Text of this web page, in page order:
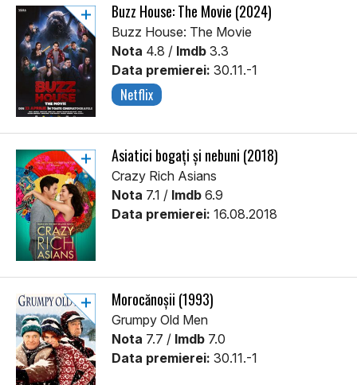
Buzz House: The Movie (2024)
Buzz House: The Movie
Nota 4.8 / Imdb 3.3
Data premierei: 30.11.-1
Netflix
Asiatici bogați și nebuni (2018)
Crazy Rich Asians
Nota 7.1 / Imdb 6.9
Data premierei: 16.08.2018
Morocănoșii (1993)
Grumpy Old Men
Nota 7.7 / Imdb 7.0
Data premierei: 30.11.-1